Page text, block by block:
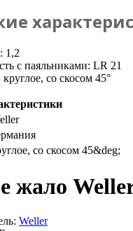
1,2
с паяльниками: LR 21
со скосом 45°
со скосом 45&deg;
жало
Weller